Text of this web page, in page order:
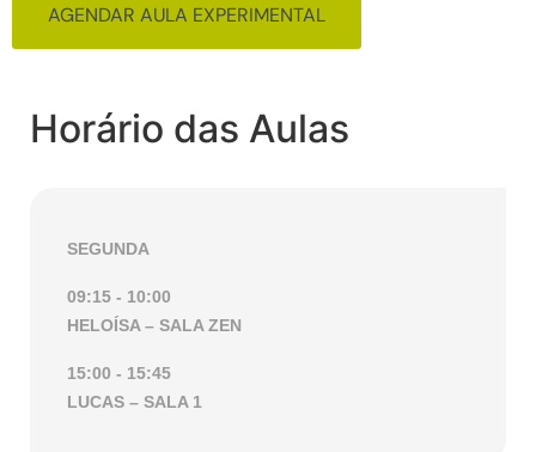
AGENDAR AULA EXPERIMENTAL
Horário das Aulas
SEGUNDA
09:15 - 10:00
HELOÍSA – SALA ZEN
15:00 - 15:45
LUCAS – SALA 1